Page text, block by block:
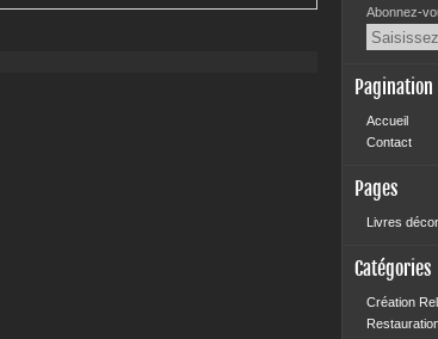
Abonnez-
Pagination
Accueil
Contact
Pages
Livres
Catégories
Création